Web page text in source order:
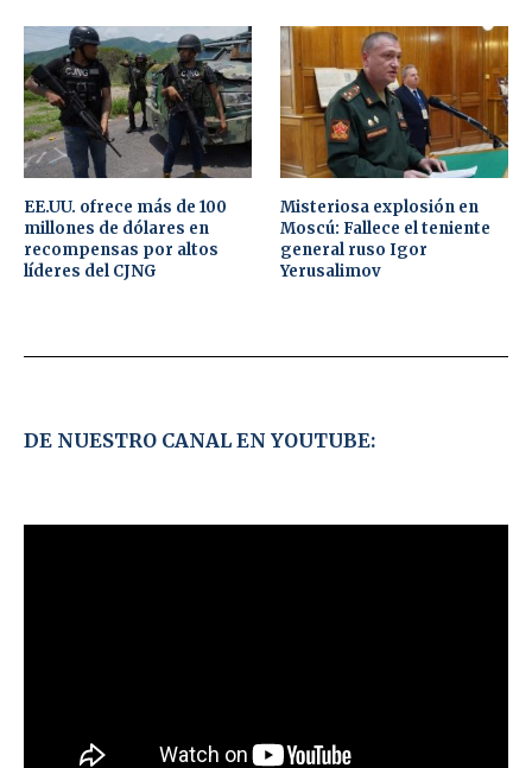
EE.UU. ofrece más de 100
millones de dólares en
recompensas por altos
líderes del CJNG
Misteriosa explosión en
Moscú: Fallece el teniente
general ruso Igor
Yerusalimov
DE NUESTRO CANAL EN YOUTUBE: